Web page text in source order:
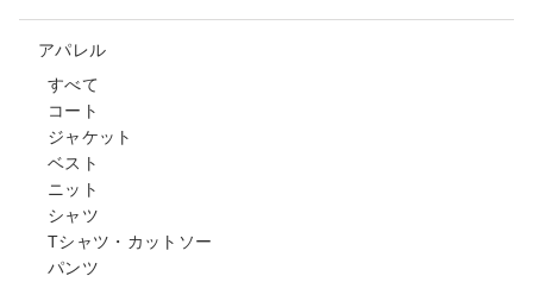
アパレル
すべて
コート
ジャケット
ベスト
ニット
シャツ
Tシャツ・カットソー
パンツ